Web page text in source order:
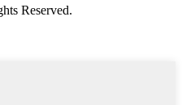
Reserved.